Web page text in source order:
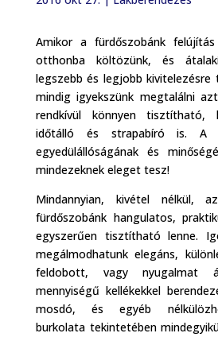
Amikor a fürdőszobánk
otthonba költözünk, és
legszebb és legjobb kivitelezésre
mindig igyekszünk megtalálni
rendkívül könnyen tisztítható,
időtálló és strapabíró is. A
egyedülállóságának és
mindezeknek eleget tesz!
Mindannyian, kivétel nélkül,
fürdőszobánk hangulatos,
egyszerűen tisztítható lenne.
megálmodhatunk elegáns,
feldobott, vagy nyugalmat
mennyiségű kellékekkel
mosdó, és egyéb
burkolata tekintetében